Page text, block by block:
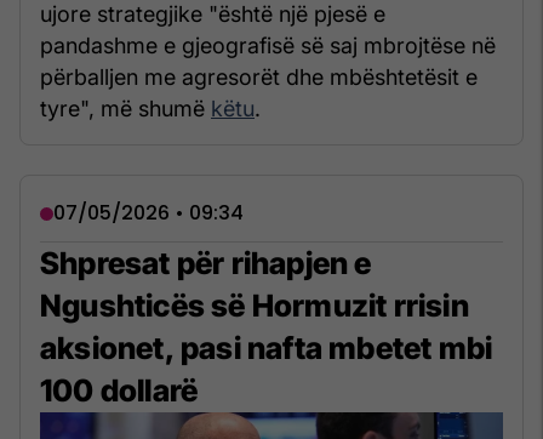
ujore strategjike "është një pjesë e
pandashme e gjeografisë së saj mbrojtëse në
përballjen me agresorët dhe mbështetësit e
tyre", më shumë këtu.
07/05/2026 • 09:34
Shpresat për rihapjen e
Ngushticës së Hormuzit rrisin
aksionet, pasi nafta mbetet mbi
100 dollarë